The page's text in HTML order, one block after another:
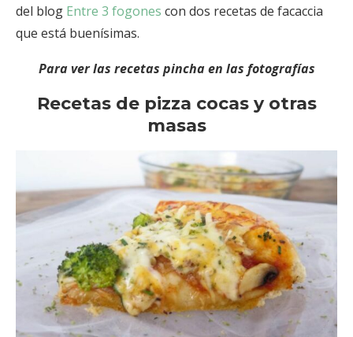
del blog Entre 3 fogones con dos recetas de facaccia
que está buenísimas.
Para ver las recetas pincha en las fotografías
Recetas de pizza cocas y otras
masas